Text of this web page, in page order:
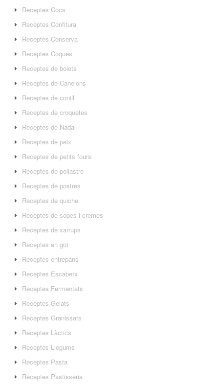
Receptes Cocs
Receptes Confitura
Receptes Conserva
Receptes Coques
Receptes de bolets
Receptes de Canelons
Receptes de conill
Receptes de croquetes
Receptes de Nadal
Receptes de peix
Receptes de petits fours
Receptes de pollastre
Receptes de postres
Receptes de quiche
Receptes de sopes i cremes
Receptes de xarrups
Receptes en got
Receptes entrepans
Receptes Escabetx
Receptes Fermentats
Receptes Gelats
Receptes Granissats
Receptes Làctics
Receptes Llegums
Receptes Pasta
Receptes Pastisseria